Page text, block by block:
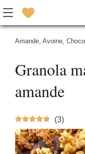
Amande, Avoine,
Granola
amande
(3)